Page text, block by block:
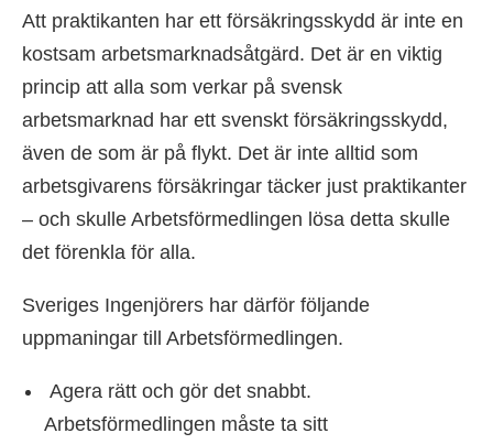
Att praktikanten har ett försäkringsskydd är inte en
kostsam arbetsmarknadsåtgärd. Det är en viktig
princip att alla som verkar på svensk
arbetsmarknad har ett svenskt försäkringsskydd,
även de som är på flykt. Det är inte alltid som
arbetsgivarens försäkringar täcker just praktikanter
– och skulle Arbetsförmedlingen lösa detta skulle
det förenkla för alla.
Sveriges Ingenjörers har därför följande
uppmaningar till Arbetsförmedlingen.
Agera rätt och gör det snabbt.
Arbetsförmedlingen måste ta sitt